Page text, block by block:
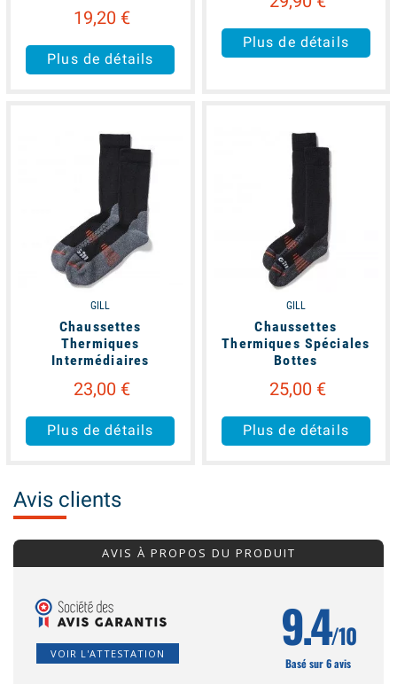
19,20 €
Plus de détails
Plus de détails
GILL
Chaussettes
Thermiques
Intermédiaires
23,00 €
Plus de détails
GILL
Chaussettes
Thermiques Spéciales
Bottes
25,00 €
Plus de détails
Avis clients
AVIS À PROPOS DU PRODUIT
VOIR L'ATTESTATION 9.4/10
Basé sur 6 avis